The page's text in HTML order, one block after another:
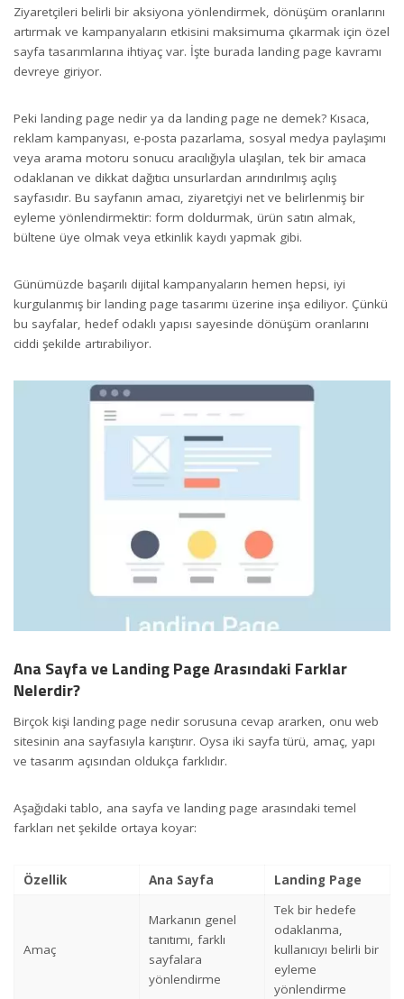
Ziyaretçileri belirli bir aksiyona yönlendirmek, dönüşüm oranlarını
artırmak ve kampanyaların etkisini maksimuma çıkarmak için özel
sayfa tasarımlarına ihtiyaç var. İşte burada landing page kavramı
devreye giriyor.
Peki landing page nedir ya da landing page ne demek? Kısaca,
reklam kampanyası, e-posta pazarlama, sosyal medya paylaşımı
veya arama motoru sonucu aracılığıyla ulaşılan, tek bir amaca
odaklanan ve dikkat dağıtıcı unsurlardan arındırılmış açılış
sayfasıdır. Bu sayfanın amacı, ziyaretçiyi net ve belirlenmiş bir
eyleme yönlendirmektir: form doldurmak, ürün satın almak,
bültene üye olmak veya etkinlik kaydı yapmak gibi.
Günümüzde başarılı dijital kampanyaların hemen hepsi, iyi
kurgulanmış bir landing page tasarımı üzerine inşa ediliyor. Çünkü
bu sayfalar, hedef odaklı yapısı sayesinde dönüşüm oranlarını
ciddi şekilde artırabiliyor.
Ana Sayfa ve Landing Page Arasındaki Farklar
Nelerdir?
Birçok kişi landing page nedir sorusuna cevap ararken, onu web
sitesinin ana sayfasıyla karıştırır. Oysa iki sayfa türü, amaç, yapı
ve tasarım açısından oldukça farklıdır.
Aşağıdaki tablo, ana sayfa ve landing page arasındaki temel
farkları net şekilde ortaya koyar:
Özellik Ana Sayfa Landing Page
Amaç
Markanın genel
tanıtımı, farklı
sayfalara
yönlendirme
Tek bir hedefe
odaklanma,
kullanıcıyı belirli bir
eyleme
yönlendirme